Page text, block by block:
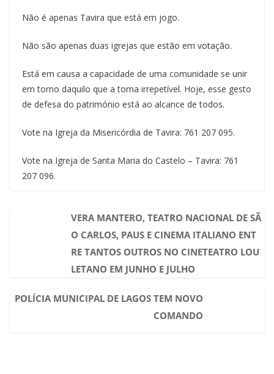
Não é apenas Tavira que está em jogo.
Não são apenas duas igrejas que estão em votação.
Está em causa a capacidade de uma comunidade se unir
em torno daquilo que a torna irrepetível. Hoje, esse gesto
de defesa do património está ao alcance de todos.
Vote na Igreja da Misericórdia de Tavira: 761 207 095.
Vote na Igreja de Santa Maria do Castelo – Tavira: 761
207 096.
VERA MANTERO, TEATRO NACIONAL DE SÃ
O CARLOS, PAUS E CINEMA ITALIANO ENT
RE TANTOS OUTROS NO CINETEATRO LOU
LETANO EM JUNHO E JULHO
POLÍCIA MUNICIPAL DE LAGOS TEM NOVO
COMANDO